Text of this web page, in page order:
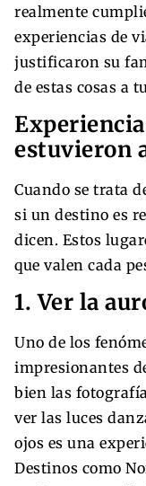
realmente
experiencias de
justificaron su
de estas cosas a
estuvieron
Cuando se trata
si un destino es
dicen. Estos
que valen cada
1. Ver la
Uno de los
impresionantes
bien las
ver las luces
ojos es una
Destinos como